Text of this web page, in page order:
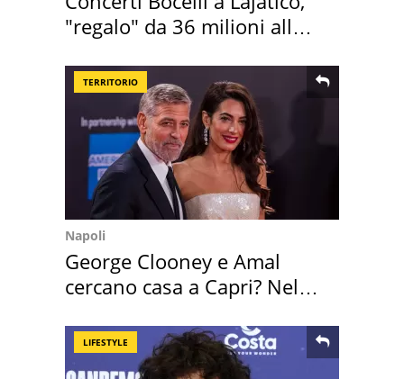
"regalo" da 36 milioni alla
TERRITORIO
Napoli
George Clooney e Amal
cercano casa a Capri? Nel
LIFESTYLE